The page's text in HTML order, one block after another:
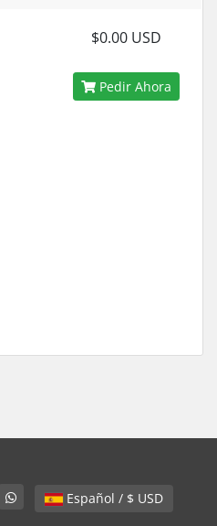
$0.00 USD
Pedir Ahora
Español / $ USD